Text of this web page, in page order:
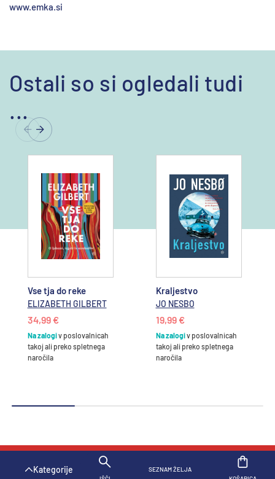
Kategorije SEZNAM ŽELJA
www.emka.si
SPECIFIKACIJEOPIS NAZAJ
Ostali so si ogledali tudi
...
Vse tja do reke
ELIZABETH GILBERT
34,99 €
Na zalogiv poslovalnicah
takoj ali preko spletnega
naročila
Kraljestvo
JO NESBO
19,99 €
Na zalogiv poslovalnicah
takoj ali preko spletnega
naročila